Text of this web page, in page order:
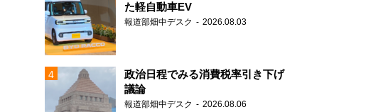
た軽自動車EV
報道部畑中デスク 2026.08.03
政治日程でみる消費税率引き下げ
議論
報道部畑中デスク 2026.08.06